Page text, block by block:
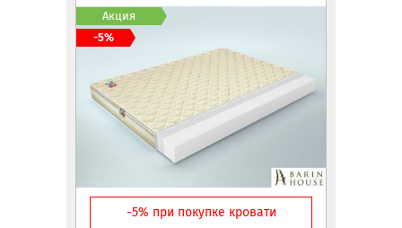
-5% при покупке кровати
Акция
-5%